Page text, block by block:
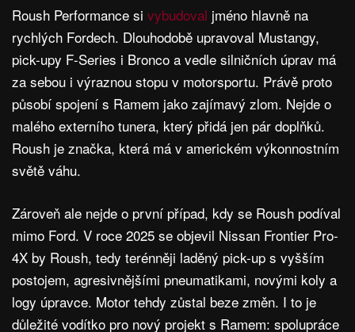
Roush Performance si vybudoval jméno hlavně na
rychlých Fordech. Dlouhodobě upravoval Mustangy,
pick-upy F-Series i Bronco a vedle silničních úprav má
za sebou i výraznou stopu v motorsportu. Právě proto
působí spojení s Ramem jako zajímavý zlom. Nejde o
malého externího tunera, který přidá jen pár doplňků.
Roush je značka, která má v americkém výkonnostním
světě váhu.
Zároveň ale nejde o první případ, kdy se Roush podíval
mimo Ford. V roce 2025 se objevil Nissan Frontier Pro-
4X by Roush, tedy terénněji laděný pick-up s vyšším
postojem, agresivnějšími pneumatikami, novými koly a
logy úpravce. Motor tehdy zůstal beze změn. I to je
důležité vodítko pro nový projekt s Ramem: spolupráce